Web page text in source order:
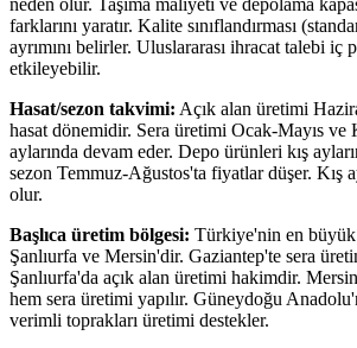
farklarını yaratır. Kalite sınıflandırması
ayrımını belirler. Uluslararası ihracat talebi iç
etkileyebilir.
Hasat/sezon takvimi: Açık alan üretimi
hasat dönemidir. Sera üretimi Ocak-Mayıs ve
aylarında devam eder. Depo ürünleri kış
sezon Temmuz-Ağustos'ta fiyatlar düşer. Kış
olur.
Başlıca üretim bölgesi: Türkiye'nin en
Şanlıurfa ve Mersin'dir. Gaziantep'te sera
Şanlıurfa'da açık alan üretimi hakimdir.
hem sera üretimi yapılır. Güneydoğu
verimli toprakları üretimi destekler.